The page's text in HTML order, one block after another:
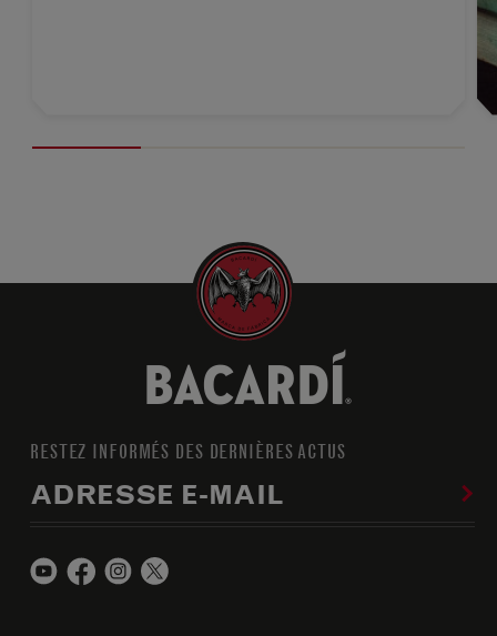
RESTEZ INFORMÉS DES DERNIÈRES ACTUS
ADRESSE E-MAIL